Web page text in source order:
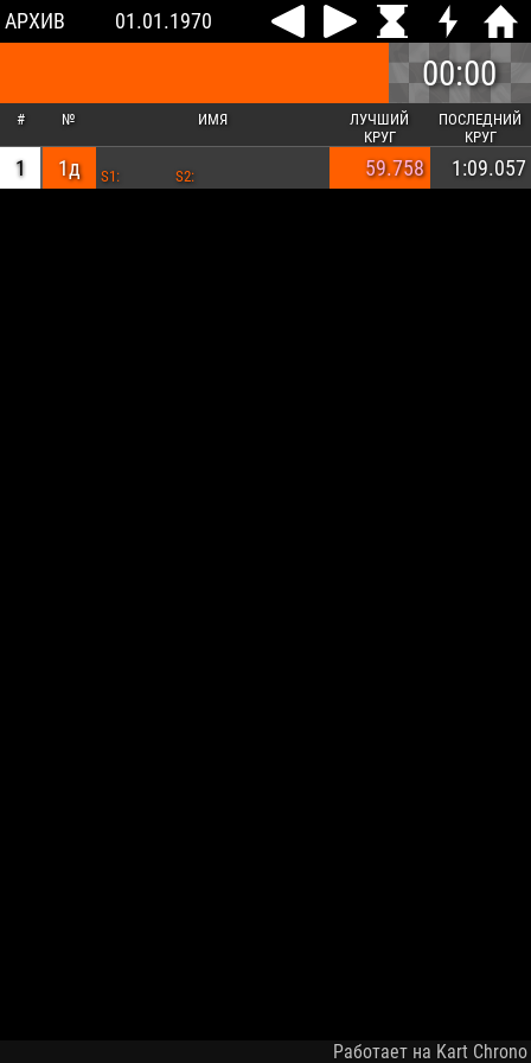
АРХИВ 01.01.1970
00:00
# № ИМЯ
ЛУЧШИЙ
КРУГ
ПОСЛЕДНИЙ
КРУГ
1 1д S1: S2: 59.758 1:09.057
Работает на Kart Chrono